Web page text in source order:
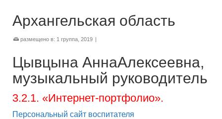
Архангельская область
размещено в: 1 группа 2019 |
Цывцына АннаАлексеевна,
музыкальный руководитель
3.2.1. «Интернет-портфолио».
Персональный сайт воспитателя